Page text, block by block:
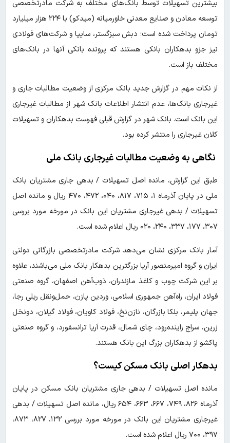
بیشترین تسهیلات توسط بانک‌های مختلف به شرکت مادرتخصصی
توسعه معادن و صنایع معدنی خاورمیانه (میدکو) با ۲۲۴ هزار میلیارد
تومان پرداخت شده است؛ دبش سبزگستر، سایپا و شرکت‌های فولادی
نیز جزو بدهکاران بانکی هستند که پرونده بانکی آنها در بانک‌های
مختلف باز است.
از نکات مهم در گزارش جدید بانک مرکزی از وضعیت مطالبات جاری و
غیرجاری بانک‌ها، عدم انتشار اطلاعات بانک شهر از مطالبات غیرجاری
این بانک است. بانک شهر در گزارش قبلی فهرست بدهکاران و تسهیلات
کلان غیرجاری را منتشر کرده بود.
نگاهی به وضعیت مطالبات غیرجاری بانک ملی
طبق این گزارش، مانده اصل تسهیلات / بدهی جاری مشتریان بانک
ملی در پایان آذرماه ۱، ۷۱۵، ۸۱۷، ۰۴۰، ۴۷۲، ۴۷۰ ریال و مانده اصل
تسهیلات / بدهی غیرجاری مشتریان این بانک در مورخه مورد بررسی
۳۰۷، ۱۷۷، ۳۳۷، ۲۴۰، ۰۲۰ ریال اعلام شده است.
آمار بانک مرکزی نشان می‌دهد شرکت مادرتخصصی بازرگانی دولتی
ایران و گروه امیرمنصور آریا بزرگترین بدهکار بانک ملی می‌باشند، علاوه
بر این شرکت چوب و کاغذ مازندران، ذوب‌آهن اصفهان، گروه صنعتی
فولاد ایران، راه‌آهن جمهوری اسلامی، وردین پازن، حمل‌ونقل ریلی رجا،
جهان پلیمر، بلکا بازرگان، نازن‌نخ، فولاد کاویان، فولاد گیلان، دونخل
زرین، سراج زاینده‌رود، چای شمال، قدرت آریا ترانسفورد، و گروه صنعتی
پاکشو از بدهکاران بزرگ این بانک هستند.
بدهکار اصلی بانک مسکن کیست؟
مانده اصل تسهیلات / بدهی جاری مشتریان بانک مسکن در پایان
آذرماه ۸۲۶، ۷۴۹، ۶۶۷، ۶۶۳، ۶۵۴ ریال، مانده اصل تسهیلات / بدهی
غیرجاری مشتریان این بانک در مورخه مورد بررسی ۱۳۲، ۸۲۷، ۸۷۳،
۳۹۷، ۷۰۰ ریال اعلام شده است.